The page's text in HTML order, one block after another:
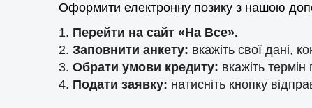
Оформити електронну позику з нашою
Перейти на сайт «На Все».
Заповнити анкету: вкажіть свої дані,
Обрати умови кредиту: вкажіть
Подати заявку: натисніть кнопку